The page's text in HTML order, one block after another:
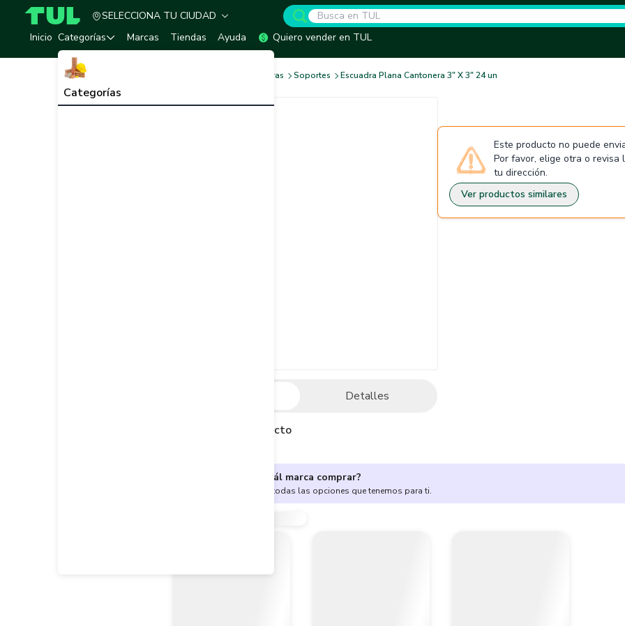
TUL - Tu Marketplace de Construcción
SELECCIONA TU CIUDAD
Inicio Categorías
Categorías
Marcas Tiendas Ayuda Quiero vender en TUL
Herrajes y Bisagras Soportes Escuadra Plana Cantonera 3" X 3" 24 un
Detalles
Descripción del producto
Este producto no puede
Por favor, elige otra o revisa
tu dirección.
Ver productos similares
¿No sabes cuál marca comprar?
Encuentra aquí todas las opciones que tenemos para ti.